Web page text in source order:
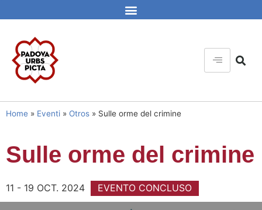
Home » Eventi » Otros » Sulle orme del crimine
Sulle orme del crimine
11 - 19 OCT. 2024 EVENTO CONCLUSO